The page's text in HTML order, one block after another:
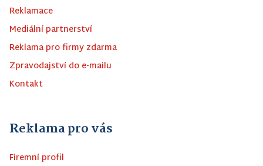
Reklamace
Mediální partnerství
Reklama pro firmy zdarma
Zpravodajství do e-mailu
Kontakt
Reklama pro vás
Firemní profil